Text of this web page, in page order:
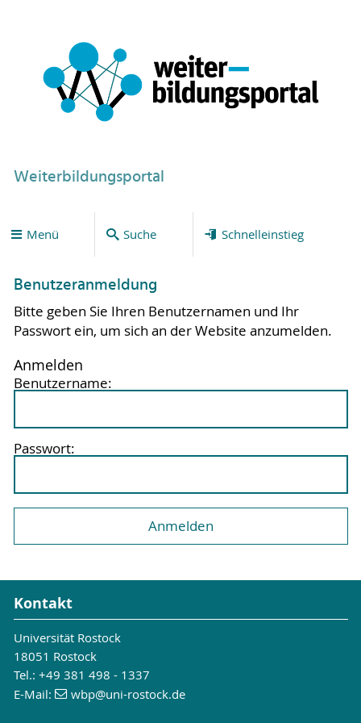
Weiterbildungsportal
Menü Suche Schnelleinstieg
Benutzeranmeldung
Bitte geben Sie Ihren Benutzernamen und Ihr
Passwort ein, um sich an der Website anzumelden.
Anmelden
Benutzername:
Passwort:
Kontakt
Universität Rostock
18051 Rostock
Tel.: +49 381 498 - 1337
E-Mail:
wbp@uni-rostock.de